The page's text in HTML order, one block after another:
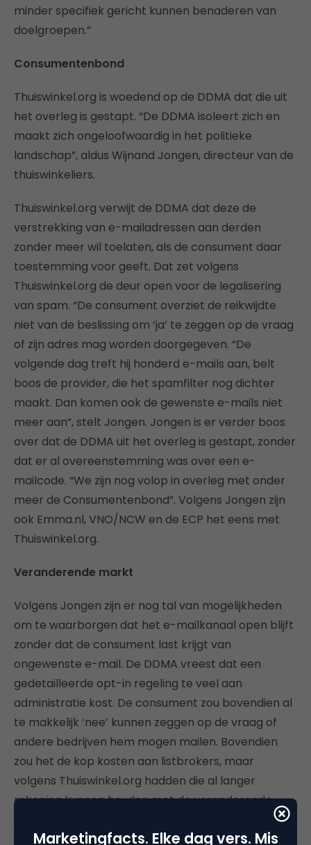
minder specifiek gericht kunnen benaderen van
doelgroepen.”
Consumentenbond
Thuiswinkel.org is woedend op de DDMA dat die uit
het overleg is gestapt. “De DDMA isoleert zich en
maakt zich ongeloofwaardig in het politieke
landschap”, aldus Wijnand Jongen, directeur van de
thuiswinkeliers.
Thuiswinkel.org verwijt de DDMA dat deze de
verstrekking van e-mailadressen aan derden
zonder meer wil toelaten, als de consument daar
toestemming voor geeft. Dat zet volgens
Thuiswinkel.org de deur open voor de legalisering
van spam. “De consument overziet de reikwijdte
niet van de beslissing om ‘ja’ te zeggen op de vraag
of zijn adres mag worden doorgegeven. “De
volgende dag treft hij honderd e-mails aan, belt
boos de provider, die het spamfilter nog dichter
maakt. Dan komen ook de gewenste e-mails niet
meer aan”, stelt Jongen. Jongen is er verder boos
over dat de DDMA uit het overleg is gestapt, zonder
dat er al overeenstemming was over een e-
mailcode. “We zijn nog volop in overleg met onder
meer de Consumentenbond”. Volgens Jongen zijn
ook Emma.nl, VNO/NCW en de ECP het eens met
Thuiswinkel.org.
Veranderende markt
Volgens Jongen zijn er nog tal van mogelijkheden
om te waarborgen dat het e-mailkanaal open blijft
zonder dat de consument last krijgt van
ongewenste e-mail. De DDMA vreest dat een
gedetailleerde opt-in regeling te veel aan
administratie kost. De consument zou bovendien al
te makkelijk ‘nee’ kunnen zeggen op de vraag of
andere bedrijven hem mogen mailen. Bovendien
zou het de kop kosten aan listbrokers, maar
volgens Thuiswinkel.org hadden die al langer
rekening kunnen houden met de veranderende
Marketingfacts. Elke dag vers. Mis